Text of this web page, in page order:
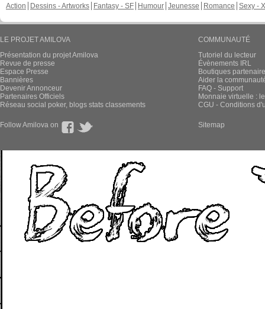
Action
Dessins - Artworks Fantasy - SF Humour Jeunesse Romance Sexy -
LE PROJET AMILOVA
Présentation du projet Amilova
Revue de presse
Espace Presse
Bannières
Devenir Annonceur
Partenaires Officiels
Réseau social poker, blogs stats classements
COMMUNAUTÉ
Tutoriel du lecteur
Évènements IRL
Boutiques
Aider la
FAQ - Support
Monnaie virtuelle :
CGU - Conditions
Follow Amilova on Sitemap